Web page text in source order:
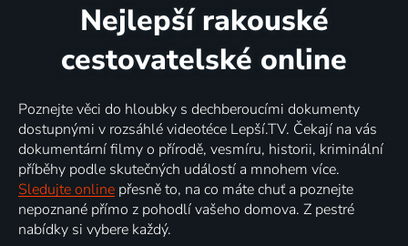
Nejlepší rakouské
cestovatelské online
Poznejte věci do hloubky s dechberoucími dokumenty
dostupnými v rozsáhlé videotéce Lepší.TV. Čekají na vás
dokumentární filmy o přírodě, vesmíru, historii, kriminální
příběhy podle skutečných událostí a mnohem více.
Sledujte online přesně to, na co máte chuť a poznejte
nepoznané přímo z pohodlí vašeho domova. Z pestré
nabídky si vybere každý.